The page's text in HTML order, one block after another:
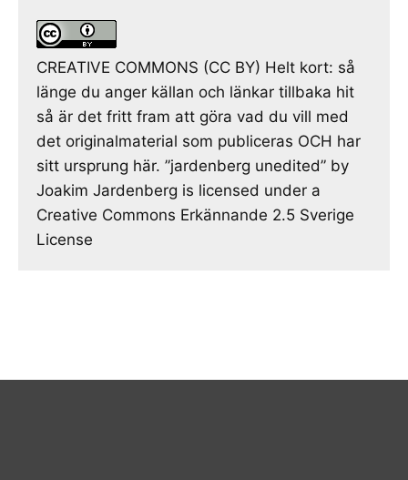
CREATIVE COMMONS (CC BY) Helt kort: så
länge du anger källan och länkar tillbaka hit
så är det fritt fram att göra vad du vill med
det originalmaterial som publiceras OCH har
sitt ursprung här. ”jardenberg unedited” by
Joakim Jardenberg is licensed under a
Creative Commons Erkännande 2.5 Sverige
License